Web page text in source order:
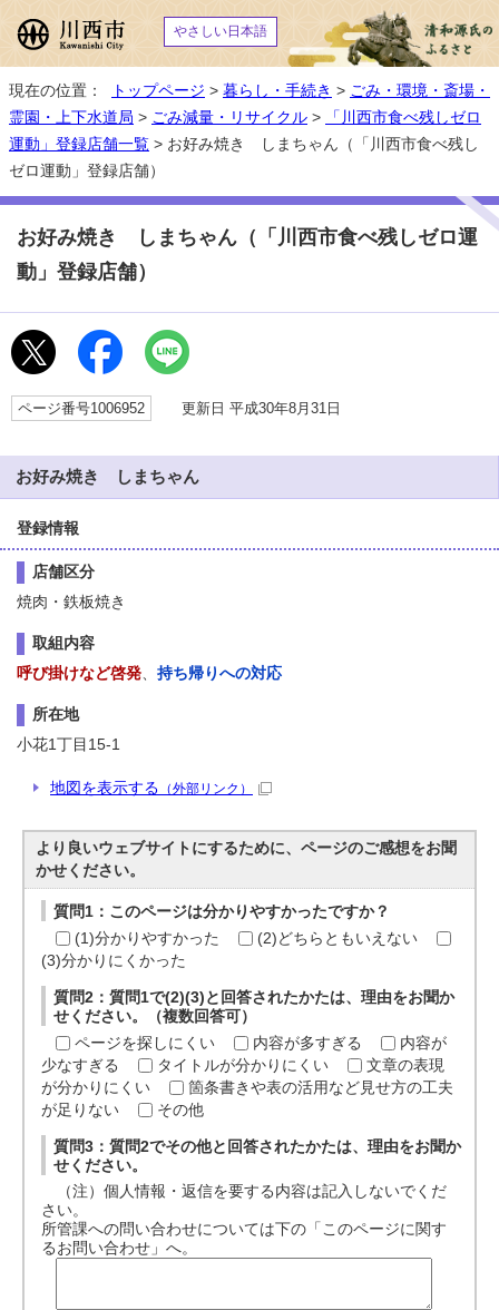
やさしい日本語
現在の位置： トップページ > 暮らし・手続き > ごみ・環境・斎場・
霊園・上下水道局 > ごみ減量・リサイクル >
「川西市食べ残しゼロ
運動」登録店舗一覧 > お好み焼き しまちゃん（「川西市食べ残し
ゼロ運動」登録店舗）
お好み焼き しまちゃん（「川西市食べ残しゼロ運
動」登録店舗）
ページ番号1006952 更新日 平成30年8月31日
お好み焼き しまちゃん
登録情報
店舗区分
焼肉・鉄板焼き
取組内容
呼び掛けなど啓発、 持ち帰りへの対応
所在地
小花1丁目15-1
地図を表示する （外部リンク）
より良いウェブサイトにするために、ページのご感想をお聞
かせください。
質問1：このページは分かりやすかったですか？
(1)分かりやすかった
(2)どちらともいえない
(3)分かりにくかった
質問2：質問1で(2)(3)と回答されたかたは、理由をお聞か
せください。（複数回答可）
ページを探しにくい
内容が多すぎる
内容が
少なすぎる
タイトルが分かりにくい
文章の表現
が分かりにくい
箇条書きや表の活用など見せ方の工夫
が足りない
その他
質問3：質問2でその他と回答されたかたは、理由をお聞か
せください。
（注）個人情報・返信を要する内容は記入しないでくだ
さい。
所管課への問い合わせについては下の「このページに関す
るお問い合わせ」へ。